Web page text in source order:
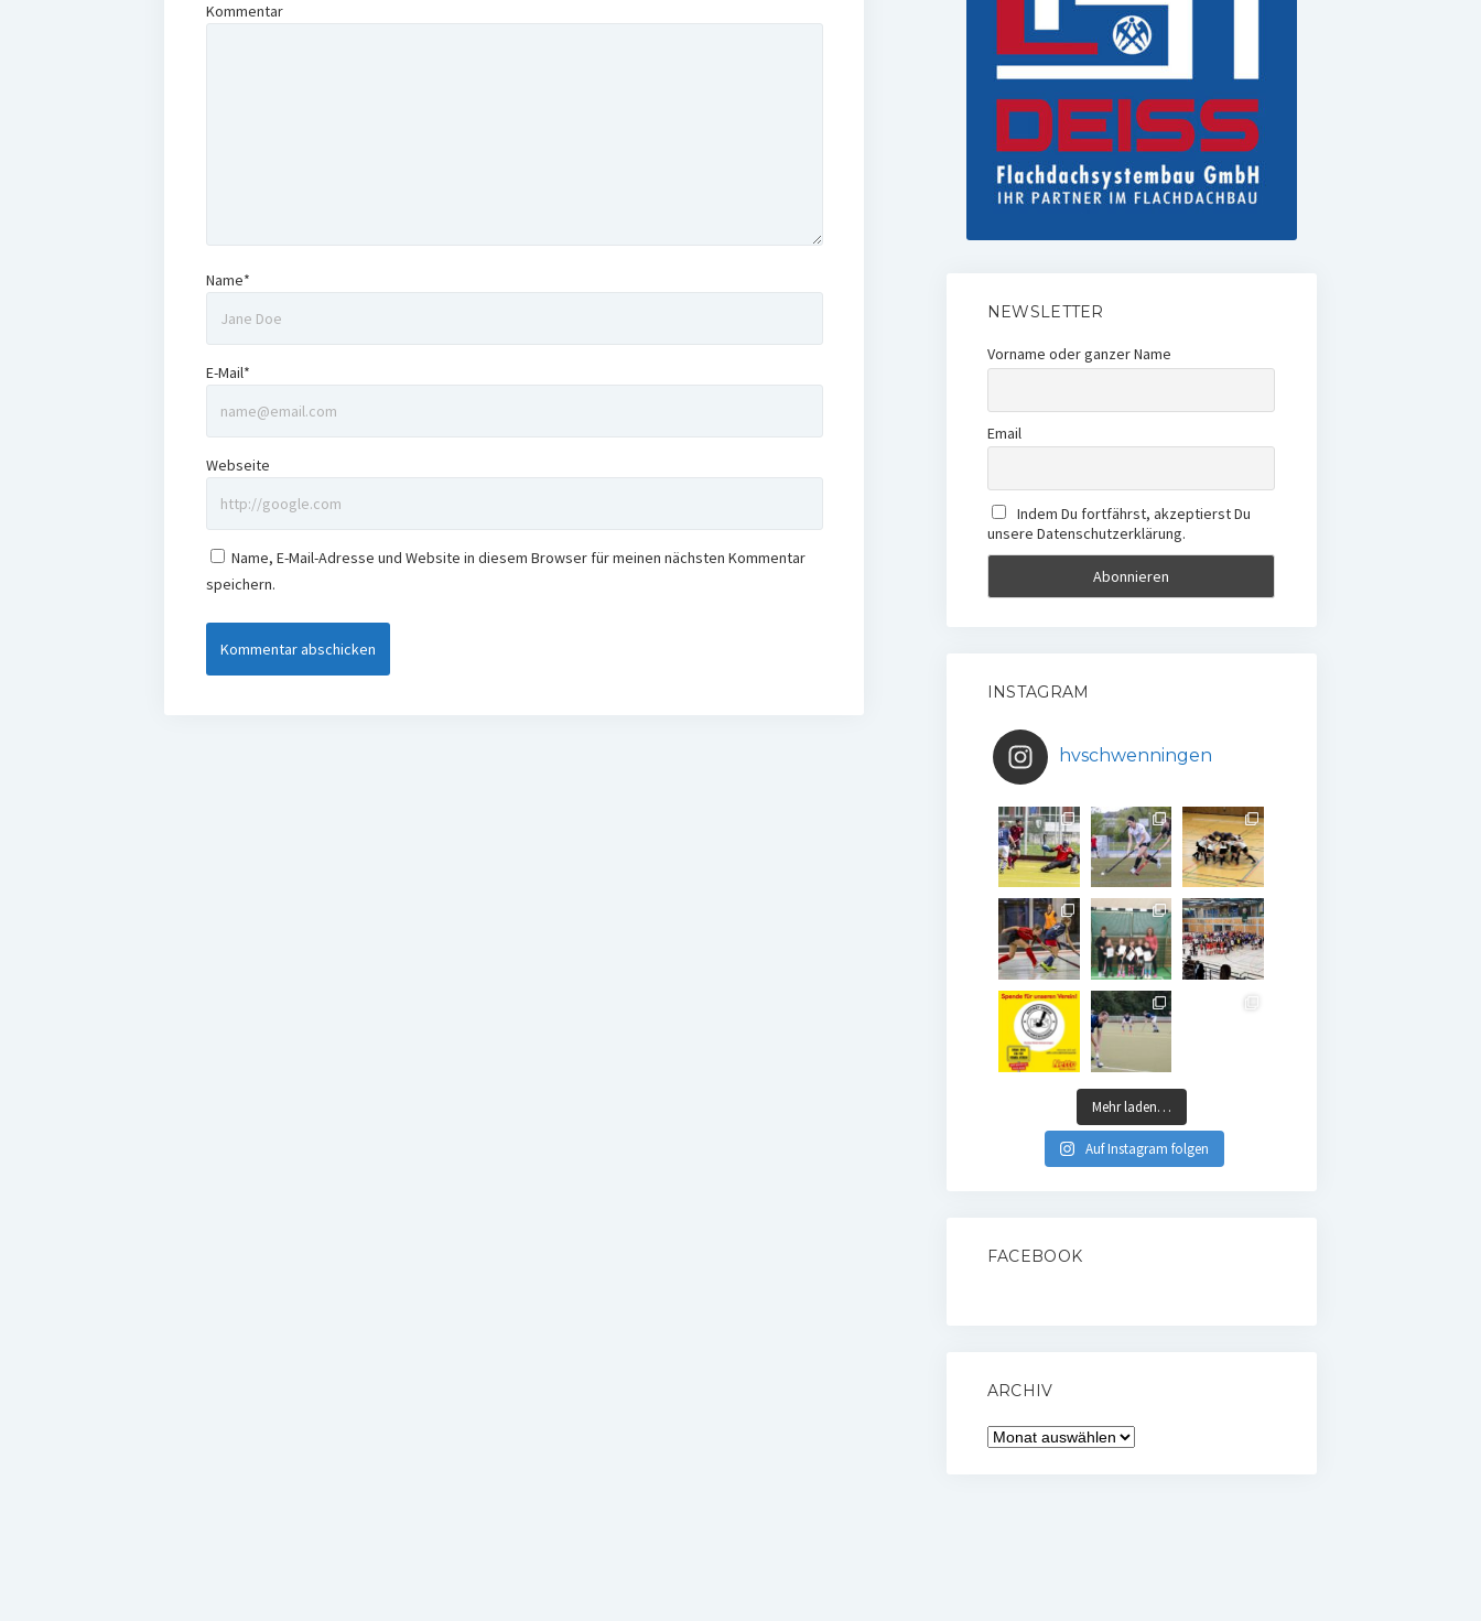
Kommentar
Name*
E-Mail*
Webseite
Name, E-Mail-Adresse und Website in diesem Browser für meinen nächsten Kommentar
speichern.
NEWSLETTER
Vorname oder ganzer Name
Email
Indem Du fortfährst, akzeptierst Du
unsere Datenschutzerklärung.
INSTAGRAM
hvschwenningen
Mehr laden…
Auf Instagram folgen
FACEBOOK
ARCHIV
Archiv